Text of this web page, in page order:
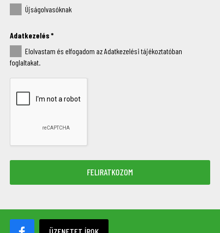
Újságolvasóknak
Adatkezelés *
Elolvastam és elfogadom az Adatkezelési tájékoztatóban
foglaltakat.